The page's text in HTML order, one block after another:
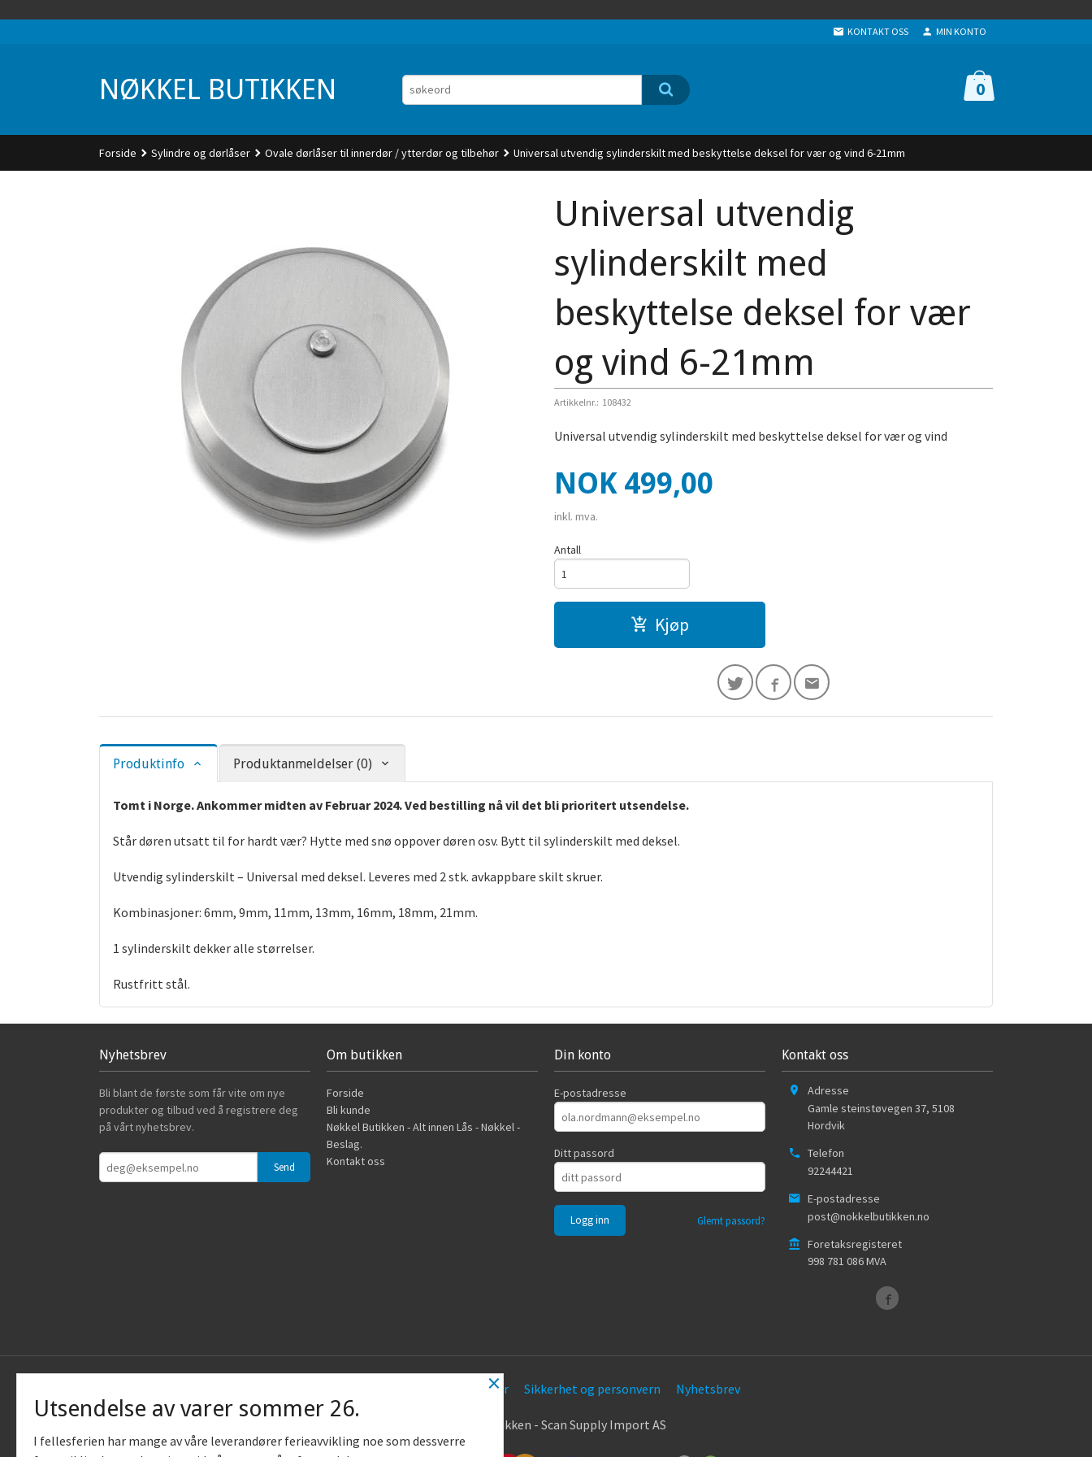
KONTAKT OSS MIN KONTO
NØKKEL BUTIKKEN 0
Forside Sylindre og dørlåser Ovale dørlåser til innerdør / ytterdør og tilbehør Universal utvendig sylinderskilt med beskyttelse deksel for vær og vind 6-21mm
Universal utvendig
sylinderskilt med
beskyttelse deksel for vær
og vind 6-21mm
Artikkelnr.: 108432
Universal utvendig sylinderskilt med beskyttelse deksel for vær og vind
Pris
NOK 499,00
inkl. mva.
Antall
Kjøp
Produktinfo Produktanmeldelser (0)
Tomt i Norge. Ankommer midten av Februar 2024. Ved bestilling nå vil det bli prioritert utsendelse.
Står døren utsatt til for hardt vær? Hytte med snø oppover døren osv. Bytt til sylinderskilt med deksel.
Utvendig sylinderskilt – Universal med deksel. Leveres med 2 stk. avkappbare skilt skruer.
Kombinasjoner: 6mm, 9mm, 11mm, 13mm, 16mm, 18mm, 21mm.
1 sylinderskilt dekker alle størrelser.
Rustfritt stål.
Nyhetsbrev
Bli blant de første som får vite om nye
produkter og tilbud ved å registrere deg
på vårt nyhetsbrev.
Om butikken
Forside
Bli kunde
Nøkkel Butikken - Alt innen Lås - Nøkkel -
Beslag.
Kontakt oss
Din konto
E-postadresse
Ditt passord
Glemt passord?
Kontakt oss
Adresse
Gamle steinstøvegen 37, 5108
Hordvik
Telefon
92244421
E-postadresse
post@nokkelbutikken.no
Foretaksregisteret
998 781 086 MVA
Kjøpsbetingelser Sikkerhet og personvern Nyhetsbrev
© Nøkkel Butikken - Scan Supply Import AS
×
Utsendelse av varer sommer 26.
I fellesferien har mange av våre leverandører ferieavvikling noe som dessverre